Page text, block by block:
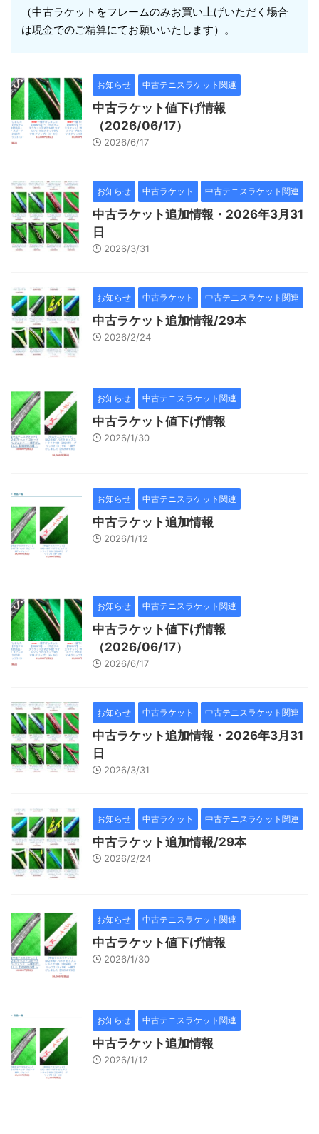
（中古ラケットをフレームのみお買い上げいただく場合
は現金でのご精算にてお願いいたします）。
お知らせ 中古テニスラケット関連
中古ラケット値下げ情報
（2026/06/17）
2026/6/17
お知らせ 中古ラケット 中古テニスラケット関連
中古ラケット追加情報・2026年3月31
日
2026/3/31
お知らせ 中古ラケット 中古テニスラケット関連
中古ラケット追加情報/29本
2026/2/24
お知らせ 中古テニスラケット関連
中古ラケット値下げ情報
2026/1/30
お知らせ 中古テニスラケット関連
中古ラケット追加情報
2026/1/12
お知らせ 中古テニスラケット関連
中古ラケット値下げ情報
（2026/06/17）
2026/6/17
お知らせ 中古ラケット 中古テニスラケット関連
中古ラケット追加情報・2026年3月31
日
2026/3/31
お知らせ 中古ラケット 中古テニスラケット関連
中古ラケット追加情報/29本
2026/2/24
お知らせ 中古テニスラケット関連
中古ラケット値下げ情報
2026/1/30
お知らせ 中古テニスラケット関連
中古ラケット追加情報
2026/1/12